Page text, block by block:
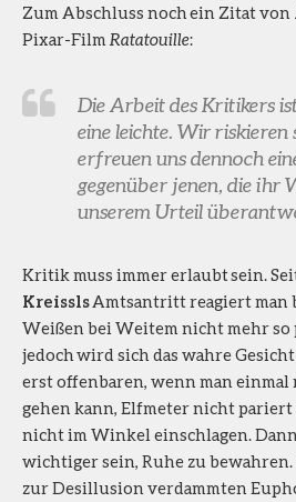
Zum Abschluss noch ein Zitat von
Pixar-Film Ratatouille:
Die Arbeit des Kritikers
eine leichte. Wir riskieren
erfreuen uns dennoch
gegenüber jenen, die ihr
unserem Urteil
Kritik muss immer erlaubt sein.
KreisslsAmtsantritt reagiert man
Weißen bei Weitem nicht mehr so
jedoch wird sich das wahre
erst offenbaren, wenn man
gehen kann, Elfmeter nicht
nicht im Winkel einschlagen.
wichtiger sein, Ruhe zu
zur Desillusion verdammten